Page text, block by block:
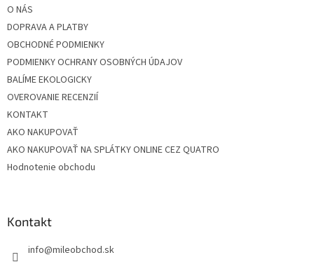
O NÁS
DOPRAVA A PLATBY
OBCHODNÉ PODMIENKY
PODMIENKY OCHRANY OSOBNÝCH ÚDAJOV
BALÍME EKOLOGICKY
OVEROVANIE RECENZIÍ
KONTAKT
AKO NAKUPOVAŤ
AKO NAKUPOVAŤ NA SPLÁTKY ONLINE CEZ QUATRO
Hodnotenie obchodu
Kontakt
info@mileobchod.sk